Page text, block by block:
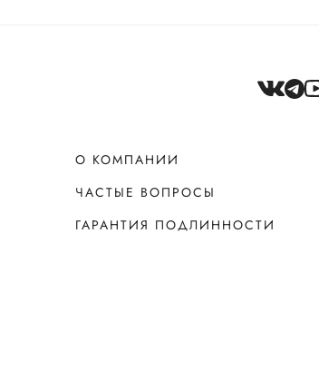
О КОМПАНИИ
ЧАСТЫЕ ВОПРОСЫ
ГАРАНТИЯ ПОДЛИННОСТИ